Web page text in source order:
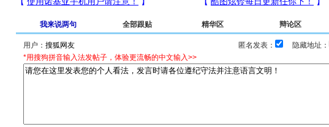
我来说两句 全部跟贴 精华区 辩论区
用户： 匿名发表：
隐藏地址：
*用搜狗拼音输入法发帖子，体验更流畅的中文输入>>